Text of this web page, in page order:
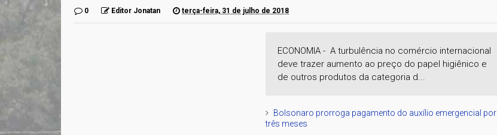
0 Editor Jonatan terça-feira, 31 de julho de 2018
ECONOMIA - A turbulência no comércio internacional
deve trazer aumento ao preço do papel higiênico e
de outros produtos da categoria d...
Bolsonaro prorroga pagamento do auxílio emergencial por
três meses